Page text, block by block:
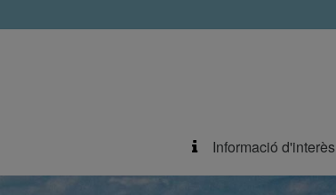
Informació d'interès